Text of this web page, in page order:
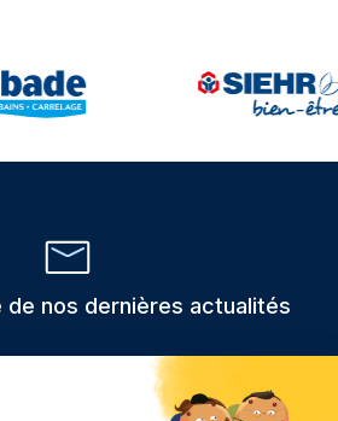
de nos dernières actualités